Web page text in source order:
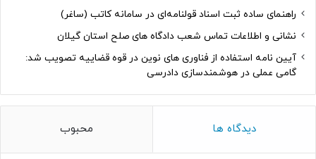
راهنمای ساده ثبت اسناد قولنامه‌ای در سامانه کاتب (ساغر)
نشانی و اطلاعات تماس شعب دادگاه های صلح استان گیلان
آیین نامه استفاده از فناوری های نوین در قوه قضاییه تصویب شد:
گامی عملی در هوشمندسازی دادرسی
دیدگاه ها محبوب